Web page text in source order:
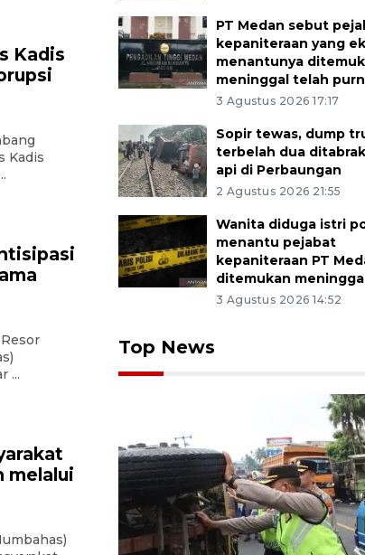
Kadis
Kadis
...
melalui
PT Medan sebut
kepaniteraan yang
menantunya
meninggal telah
3 Agustus 2026 17:17
Sopir tewas, dump
terbelah dua
api di Perbaungan
2 Agustus 2026 21:55
Wanita diduga istri
menantu pejabat
kepaniteraan PT
ditemukan
3 Agustus 2026 14:52
Top News